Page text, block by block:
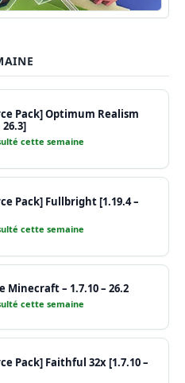
Pack] Optimum Realism
26.3]
cette semaine
Pack] Fullbright [1.19.4 –
cette semaine
Minecraft – 1.7.10 – 26.2
cette semaine
Pack] Faithful 32x [1.7.10 –